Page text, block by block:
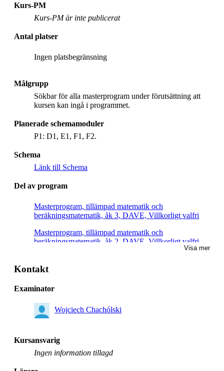
Kurs-PM
Kurs-PM är inte publicerat
Antal platser
Ingen platsbegränsning
Målgrupp
Sökbar för alla masterprogram under förutsättning att
kursen kan ingå i programmet.
Planerade schemamoduler
P1: D1, E1, F1, F2.
Schema
Länk till Schema
Del av program
Masterprogram, tillämpad matematik och
beräkningsmatematik, åk 3, DAVE, Villkorligt valfri
Masterprogram, tillämpad matematik och
beräkningsmatematik, åk 2, DAVE, Villkorligt valfri
beräkningsmatematik, åk 2, CSSE, Villkorligt valfri
Masterprogram, datalogi, åk 2, CSTC, Villkorligt valfri
Masterprogram, datalogi, åk 1, CSTC, Villkorligt valfri
Masterprogram, tillämpad matematik och
Masterprogram, tillämpad matematik och
beräkningsmatematik, åk 2, Valfri
Visa mer
Kontakt
Examinator
Wojciech Chachólski
Kursansvarig
Ingen information tillagd